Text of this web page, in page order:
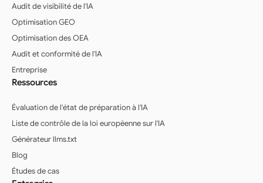
Audit de visibilité de l'IA
Optimisation GEO
Optimisation des OEA
Audit et conformité de l'IA
Entreprise
Ressources
Évaluation de l'état de préparation à l'IA
Liste de contrôle de la loi européenne sur l'IA
Générateur llms.txt
Blog
Études de cas